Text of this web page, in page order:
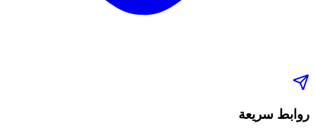
روابط سريعة